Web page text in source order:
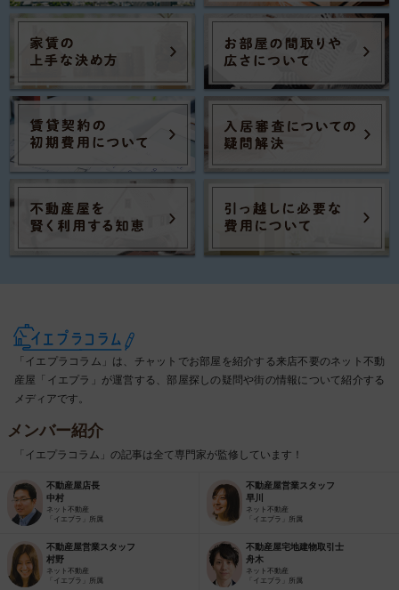
「イエプラコラム」は、チャットでお部屋を紹介する来店不要のネット不動
産屋「イエプラ」が運営する、部屋探しの疑問や街の情報について紹介する
メディアです。
メンバー紹介
「イエプラコラム」の記事は全て専門家が監修しています！
不動産屋店長
中村
ネット不動産
「イエプラ」所属
不動産屋営業スタッフ
早川
ネット不動産
「イエプラ」所属
不動産屋営業スタッフ
村野
ネット不動産
「イエプラ」所属
不動産屋宅地建物取引士
舟木
ネット不動産
「イエプラ」所属